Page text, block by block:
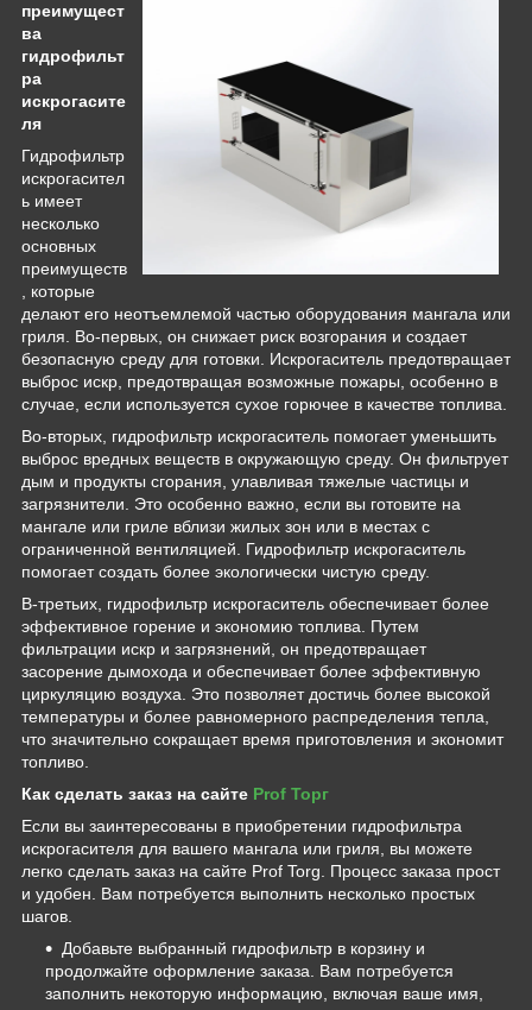
преимущест
ва
гидрофильт
ра
искрогасите
ля
Гидрофильтр
искрогасител
ь имеет
несколько
основных
преимуществ
, которые
делают его неотъемлемой частью оборудования мангала или
гриля. Во-первых, он снижает риск возгорания и создает
безопасную среду для готовки. Искрогаситель предотвращает
выброс искр, предотвращая возможные пожары, особенно в
случае, если используется сухое горючее в качестве топлива.
Во-вторых, гидрофильтр искрогаситель помогает уменьшить
выброс вредных веществ в окружающую среду. Он фильтрует
дым и продукты сгорания, улавливая тяжелые частицы и
загрязнители. Это особенно важно, если вы готовите на
мангале или гриле вблизи жилых зон или в местах с
ограниченной вентиляцией. Гидрофильтр искрогаситель
помогает создать более экологически чистую среду.
В-третьих, гидрофильтр искрогаситель обеспечивает более
эффективное горение и экономию топлива. Путем
фильтрации искр и загрязнений, он предотвращает
засорение дымохода и обеспечивает более эффективную
циркуляцию воздуха. Это позволяет достичь более высокой
температуры и более равномерного распределения тепла,
что значительно сокращает время приготовления и экономит
топливо.
Как сделать заказ на сайте Prof Торг
Если вы заинтересованы в приобретении гидрофильтра
искрогасителя для вашего мангала или гриля, вы можете
легко сделать заказ на сайте Prof Torg. Процесс заказа прост
и удобен. Вам потребуется выполнить несколько простых
шагов.
Добавьте выбранный гидрофильтр в корзину и
продолжайте оформление заказа. Вам потребуется
заполнить некоторую информацию, включая ваше имя,